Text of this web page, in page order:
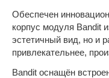
Обеспечен
корпус модуля Bandit
эстетичный вид, но и
привлекательнее,
Bandit оснащён